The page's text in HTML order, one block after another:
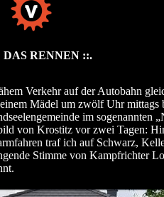
DAS RENNEN ::.
Verkehr auf der Autobahn
Mädel um zwölf Uhr mittags
im sogenannten
von Krostitz vor zwei Tagen:
traf ich auf Schwarz,
Stimme von Kampfrichter